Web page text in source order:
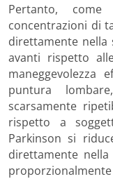
Pertanto, come
concentrazioni di
direttamente nella
avanti rispetto
puntura
scarsamente
rispetto a
Parkinson si
direttamente